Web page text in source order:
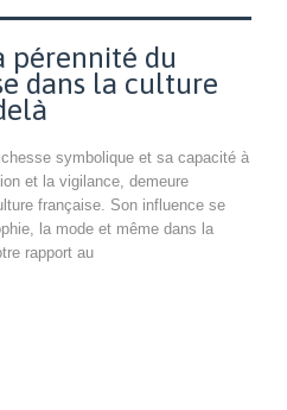
pérennité du
dans la culture
symbolique et sa capacité à
et la vigilance, demeure
française. Son influence se
la mode et même dans la
rapport au